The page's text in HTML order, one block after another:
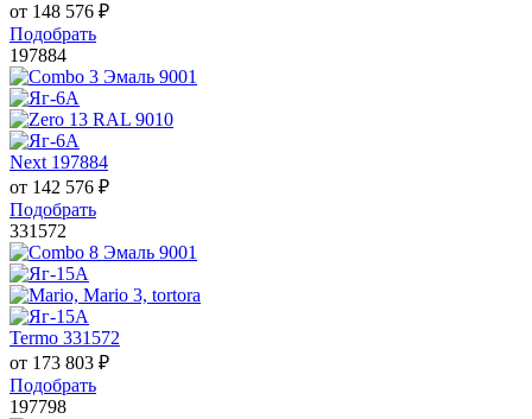
от 148 576 ₽
Подобрать
197884
Next 197884
от 142 576 ₽
Подобрать
331572
Termo 331572
от 173 803 ₽
Подобрать
197798